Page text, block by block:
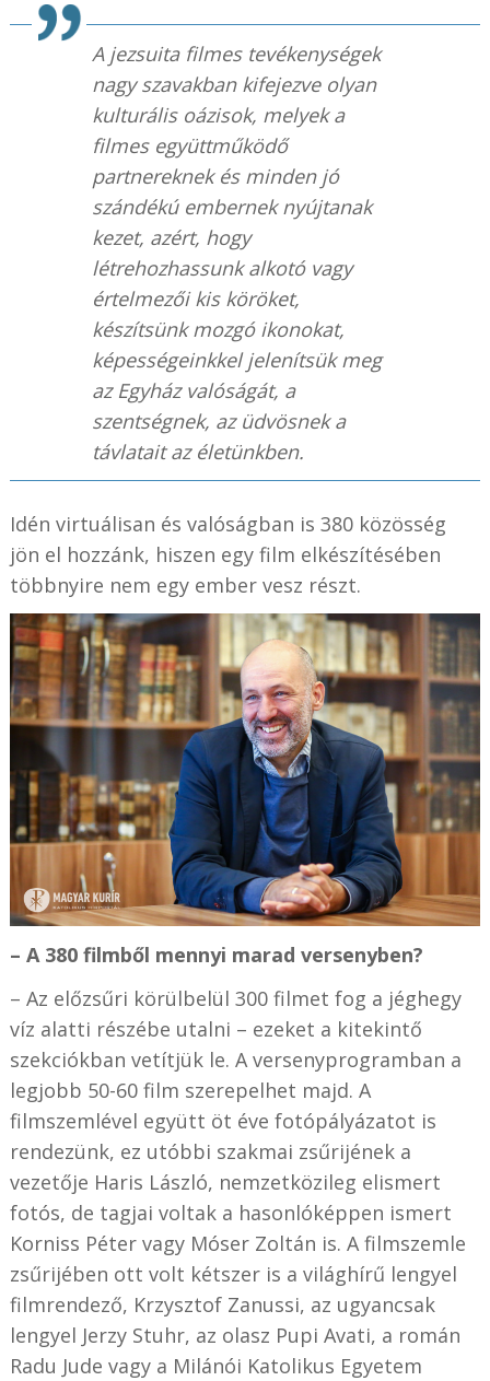
A jezsuita filmes tevékenységek
nagy szavakban kifejezve olyan
kulturális oázisok, melyek a
filmes együttműködő
partnereknek és minden jó
szándékú embernek nyújtanak
kezet, azért, hogy
létrehozhassunk alkotó vagy
értelmezői kis köröket,
készítsünk mozgó ikonokat,
képességeinkkel jelenítsük meg
az Egyház valóságát, a
szentségnek, az üdvösnek a
távlatait az életünkben.
Idén virtuálisan és valóságban is 380 közösség
jön el hozzánk, hiszen egy film elkészítésében
többnyire nem egy ember vesz részt.
– A 380 filmből mennyi marad versenyben?
– Az előzsűri körülbelül 300 filmet fog a jéghegy
víz alatti részébe utalni – ezeket a kitekintő
szekciókban vetítjük le. A versenyprogramban a
legjobb 50-60 film szerepelhet majd. A
filmszemlével együtt öt éve fotópályázatot is
rendezünk, ez utóbbi szakmai zsűrijének a
vezetője Haris László, nemzetközileg elismert
fotós, de tagjai voltak a hasonlóképpen ismert
Korniss Péter vagy Móser Zoltán is. A filmszemle
zsűrijében ott volt kétszer is a világhírű lengyel
filmrendező, Krzysztof Zanussi, az ugyancsak
lengyel Jerzy Stuhr, az olasz Pupi Avati, a román
Radu Jude vagy a Milánói Katolikus Egyetem